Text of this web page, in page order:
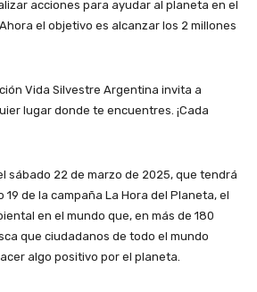
acciones para ayudar al planeta en el
el objetivo es alcanzar los 2 millones
Vida Silvestre Argentina invita a
lugar donde te encuentres. ¡Cada
sábado 22 de marzo de 2025, que tendrá
de la campaña La Hora del Planeta, el
en el mundo que, en más de 180
que ciudadanos de todo el mundo
algo positivo por el planeta.